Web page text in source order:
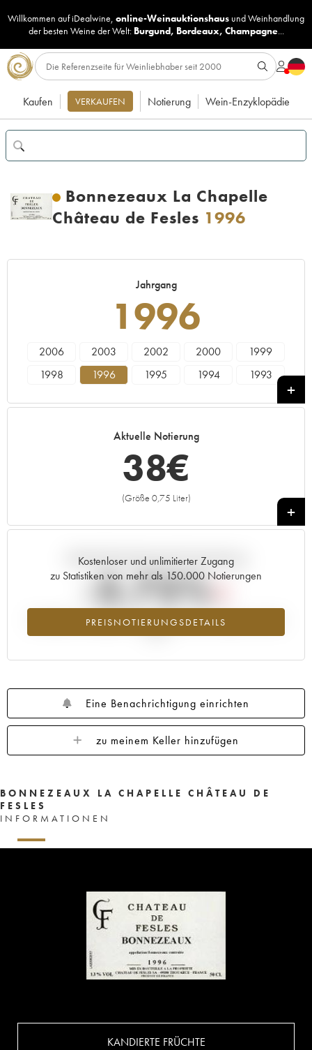
Willkommen auf iDealwine, online-Weinauktionshaus undWeinhandlung
der besten Weine der Welt: Burgund, Bordeaux, Champagne...
Kaufen VERKAUFEN Notierung Wein-Enzyklopädie
Bonnezeaux La Chapelle
Château de Fesles 1996
Jahrgang
1996
2006 2003 2002 2000
1999
1998
1996 1995 1994
1993
Aktuelle Notierung
38€
(Größe 0,75 Liter)
+
Kostenloser und unlimitierter Zugang
zu Statistiken von mehr als 150.000 Notierungen
PREISNOTIERUNGSDETAILS
Aktuelle Entwicklung der Preisnotierung
-3.75%
Preisabfall des Jahrgangs 1996 im Jahr 2026 im Vergleich zum Jahr
Eine Benachrichtigung einrichten
zu meinem Keller hinzufügen
BONNEZEAUX LA CHAPELLE CHÂTEAU DE
FESLES
INFORMATIONEN
KANDIERTE FRÜCHTE